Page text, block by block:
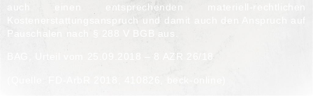
auch einen entsprechenden materiell-rechtlichen
Kostenerstattungsanspruch und damit auch den Anspruch auf
Pauschalen nach § 288 V BGB aus.
BAG, Urteil vom 25.09.2018 – 8 AZR 26/18
(Quelle: FD-ArbR 2018, 410826, beck-online)